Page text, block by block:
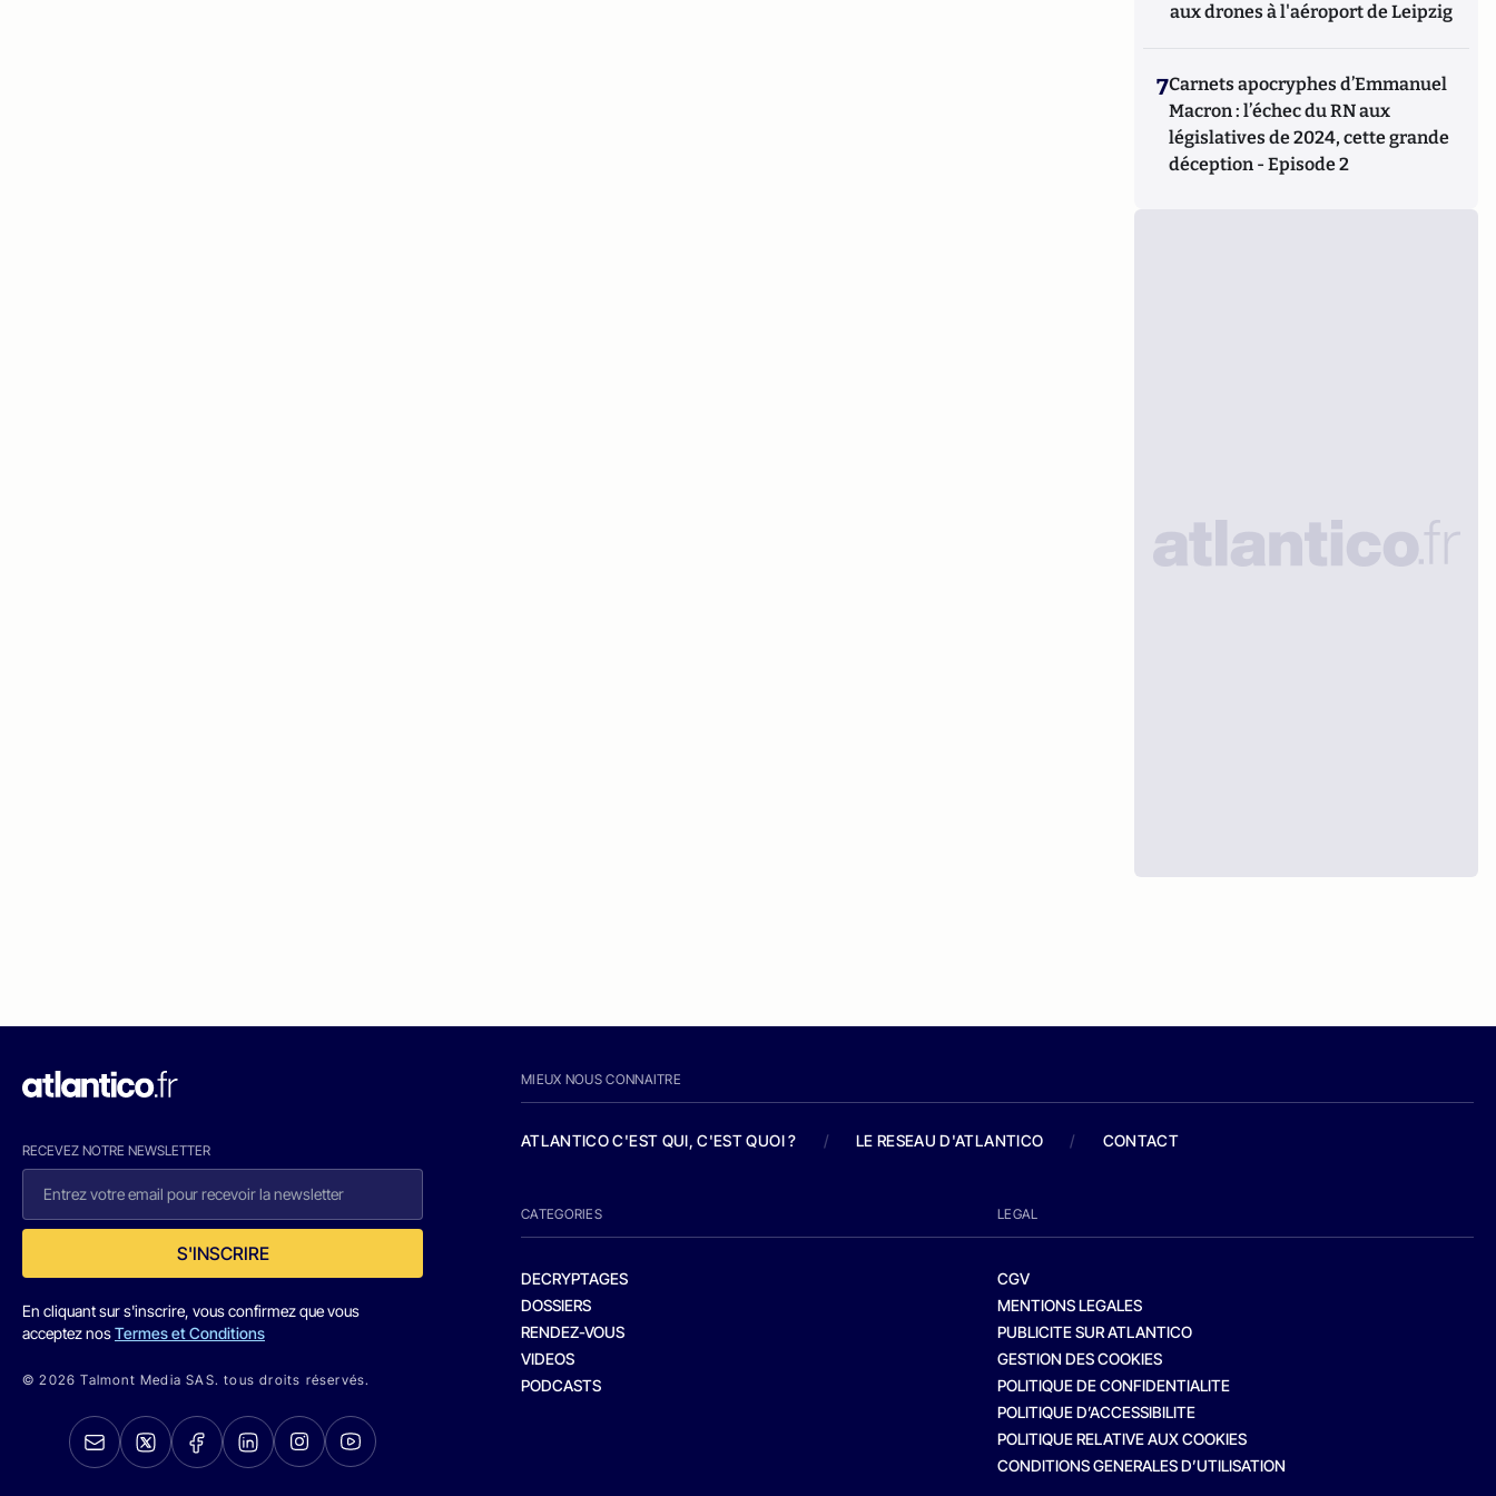
aux drones à l'aéroport de Leipzig
7Carnets apocryphes d’Emmanuel
Macron : l’échec du RN aux
législatives de 2024, cette grande
déception - Episode 2
RECEVEZ NOTRE NEWSLETTER
S'INSCRIRE
En cliquant sur s'inscrire, vous confirmez que vous
acceptez nosTermes et Conditions
© 2026 Talmont Media SAS. tous droits réservés.
MIEUX NOUS CONNAITRE
ATLANTICO C'EST QUI, C'EST QUOI ? / LE RESEAU D'ATLANTICO / CONTACT
CATEGORIES
DECRYPTAGES
DOSSIERS
RENDEZ-VOUS
VIDEOS
PODCASTS
LEGAL
CGV
MENTIONS LEGALES
PUBLICITE SUR ATLANTICO
GESTION DES COOKIES
POLITIQUE DE CONFIDENTIALITE
POLITIQUE D’ACCESSIBILITE
POLITIQUE RELATIVE AUX COOKIES
CONDITIONS GENERALES D’UTILISATION